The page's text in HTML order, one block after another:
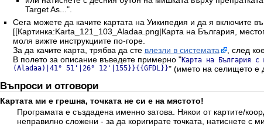
Target As...".
Сега можете да качите картата на Уикипедия и да я включите
[[Картинка:Karta_121_103_Aladaa.png|Карта на България,
моля вижте инструкциите по-горе.
За да качите карта, трябва да сте влезли в системата , след
В полето за описание въведете примерно "Карта на България с
(Aladaa)|41° 51'|26° 12'|155}}{{GFDL}}" (името на селището е
Въпроси и отговори
Картата ми е грешна, точката не си е на мястото!
Програмата е създадена именно затова. Някои от картите/
неправилно сложени - за да коригирате точката, натиснете с